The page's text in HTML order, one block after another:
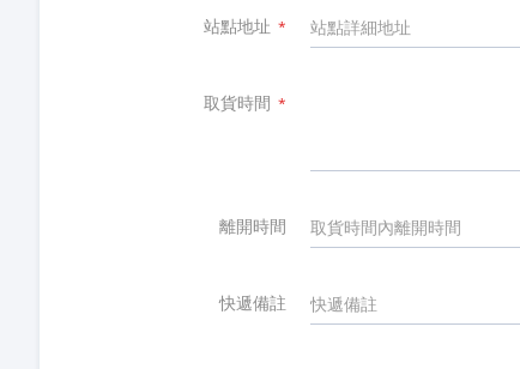
站點地址 *
取貨時間 *
離開時間
快遞備註